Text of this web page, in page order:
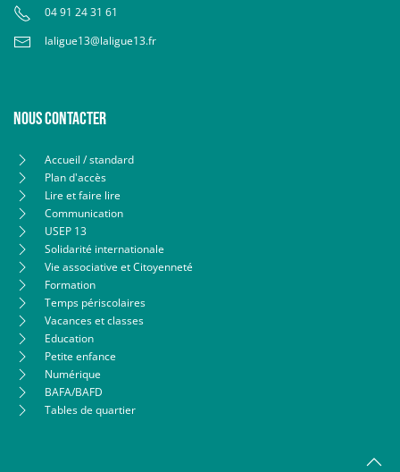
04 91 24 31 61
laligue13@laligue13.fr
Nous contacter
Accueil / standard
Plan d'accès
Lire et faire lire
Communication
USEP 13
Solidarité internationale
Vie associative et Citoyenneté
Formation
Temps périscolaires
Vacances et classes
Education
Petite enfance
Numérique
BAFA/BAFD
Tables de quartier